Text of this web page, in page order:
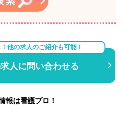
他の求人のご紹介も可能！
求人に問い合わせる
報は看護プロ！